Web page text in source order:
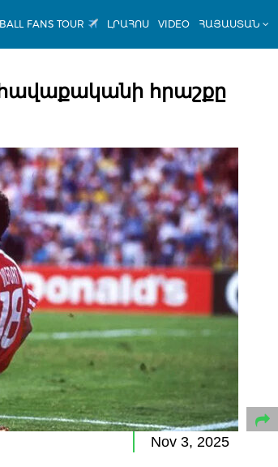
FANS TOUR ԼՐԱՀՈՍ VIDEO ՀԱՅԱՍՏԱՆ
հավաքականի հրաշքը
Nov 3, 2025